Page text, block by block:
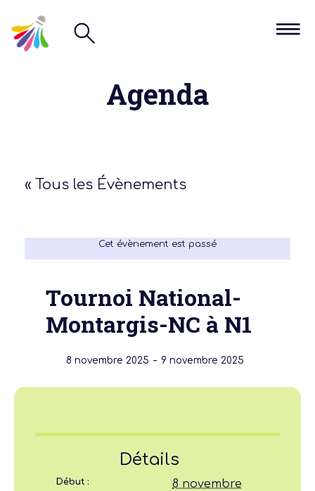
Agenda
« Tous les Évènements
Cet évènement est passé
Tournoi National-
Montargis-NC à N1
8 novembre 2025 - 9 novembre 2025
Détails
Début :
8 novembre